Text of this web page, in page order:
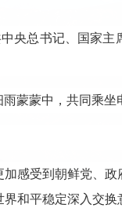
央总书记、国家
蒙蒙中，共同乘坐
感受到朝鲜党、
和平稳定深入交